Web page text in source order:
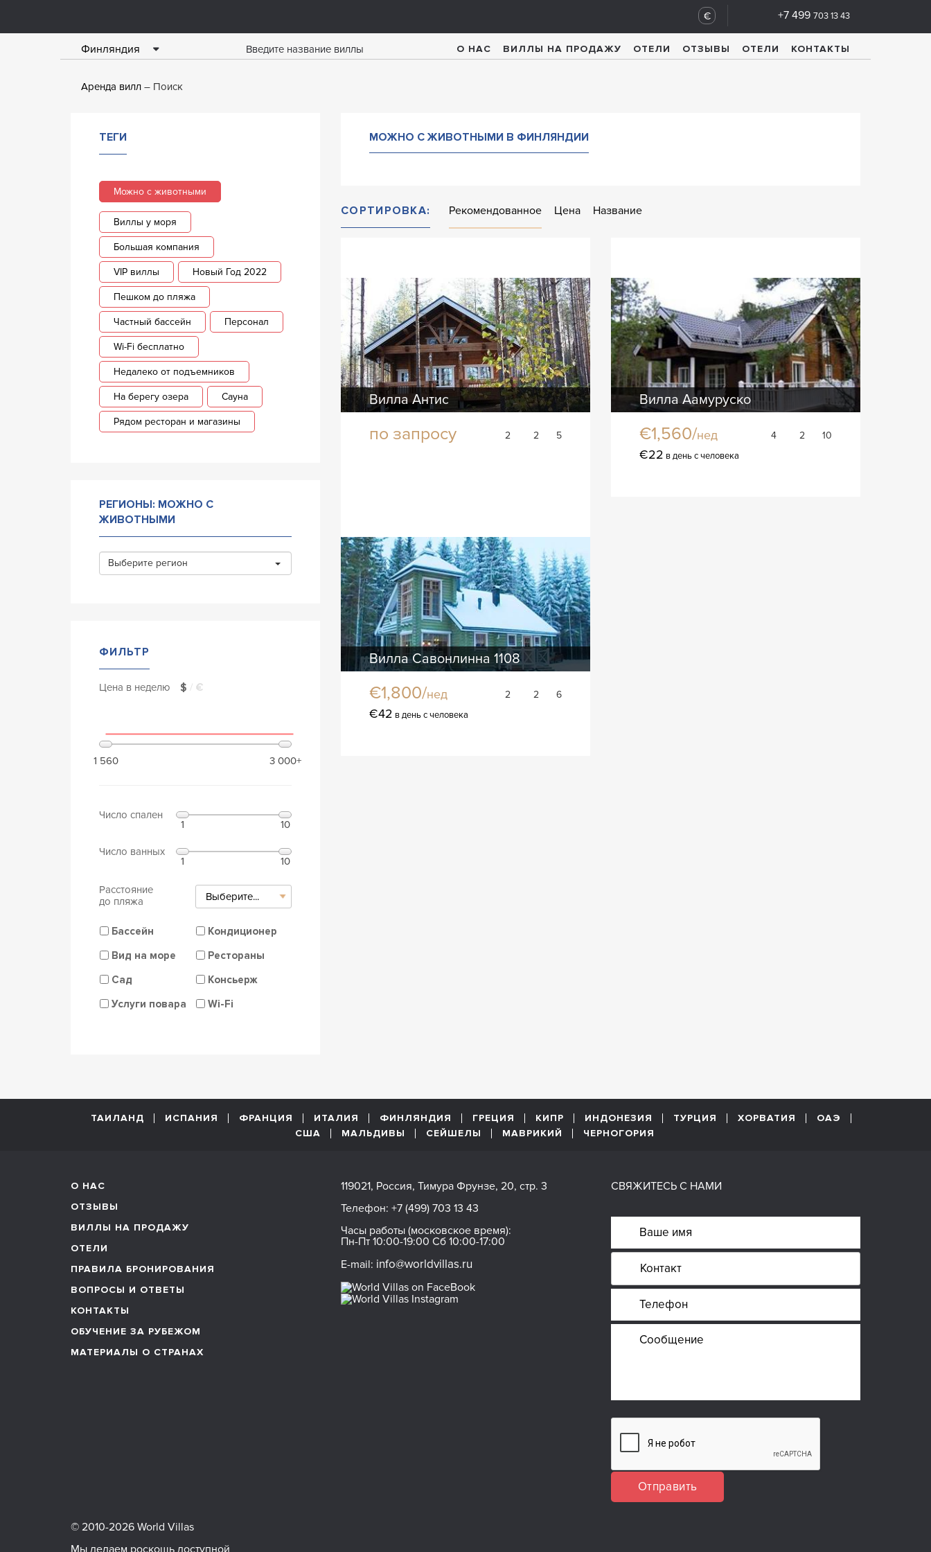
+7 499 703 13 43
€
Финляндия О НАС ВИЛЛЫ НА ПРОДАЖУ ОТЕЛИ ОТЗЫВЫ ОТЕЛИ КОНТАКТЫ
Аренда вилл Поиск
ТЕГИ
Можно с животными
Виллы у моря
Большая компания
VIP виллы Новый Год 2022
Пешком до пляжа
Частный бассейн Персонал
Wi-Fi бесплатно
Недалеко от подъемников
На берегу озера Сауна
Рядом ресторан и магазины
РЕГИОНЫ: МОЖНО С
ЖИВОТНЫМИ
Выберите регион
ФИЛЬТР
Цена в неделю $ / €
1 560 3 000+
Число спален
1 10
Число ванных
1 10
Расстояние
до пляжа
Выберите...
Бассейн
Вид на море
Сад
Услуги повара
Кондиционер
Рестораны
Консьерж
Wi-Fi
МОЖНО С ЖИВОТНЫМИ В ФИНЛЯНДИИ
СОРТИРОВКА: Рекомендованное Цена Название
Вилла Антис
по запросу 2 2 5
Вилла Аамуруско
€1,560/нед 4 2 10
€22 в день с человека
Вилла Савонлинна 1108
€1,800/нед 2 2 6
€42 в день с человека
ТАИЛАНД ИСПАНИЯ ФРАНЦИЯ ИТАЛИЯ ФИНЛЯНДИЯ ГРЕЦИЯ КИПР ИНДОНЕЗИЯ ТУРЦИЯ ХОРВАТИЯ
ОАЭ
США
МАЛЬДИВЫ СЕЙШЕЛЫ МАВРИКИЙ ЧЕРНОГОРИЯ
О НАС
ОТЗЫВЫ
ВИЛЛЫ НА ПРОДАЖУ
ОТЕЛИ
ПРАВИЛА БРОНИРОВАНИЯ
ВОПРОСЫ И ОТВЕТЫ
КОНТАКТЫ
ОБУЧЕНИЕ ЗА РУБЕЖОМ
МАТЕРИАЛЫ О СТРАНАХ
119021, Россия, Тимура Фрунзе, 20, стр. 3
Телефон: +7 (499) 703 13 43
Часы работы (московское время):
Пн-Пт 10:00-19:00 Сб 10:00-17:00
E-mail: info@worldvillas.ru
СВЯЖИТЕСЬ С НАМИ
Отправить
© 2010-2026 World Villas
Мы делаем роскошь доступной